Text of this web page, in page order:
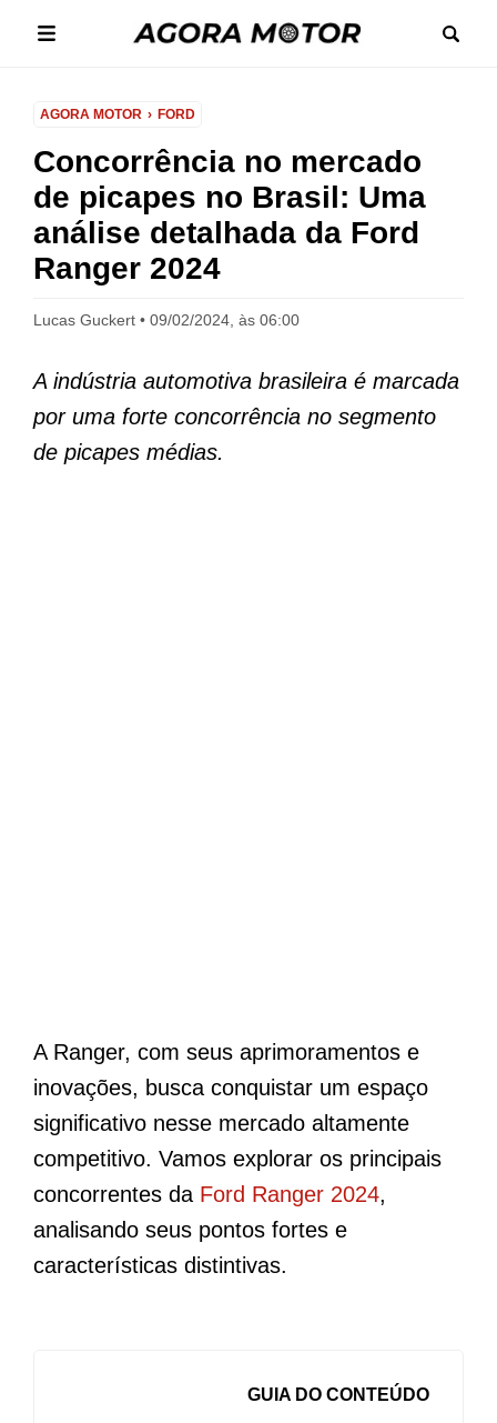
AGORA MOTOR FORD
Concorrência no mercado
de picapes no Brasil: Uma
análise detalhada da Ford
Ranger 2024
Lucas Guckert 09/02/2024, às 06:00
A indústria automotiva brasileira é marcada
por uma forte concorrência no segmento
de picapes médias.
A Ranger, com seus aprimoramentos e
inovações, busca conquistar um espaço
significativo nesse mercado altamente
competitivo. Vamos explorar os principais
concorrentes da Ford Ranger 2024,
analisando seus pontos fortes e
características distintivas.
GUIA DO CONTEÚDO